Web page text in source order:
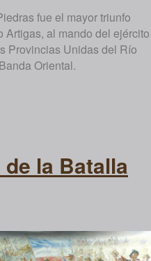
fue el mayor triunfo
Artigas, al mando del ejército
Provincias Unidas del Río
Oriental.
la Batalla